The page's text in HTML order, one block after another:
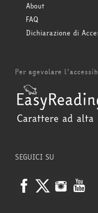
About
FAQ
Dichiarazione di
Per agevolare
SEGUICI SU